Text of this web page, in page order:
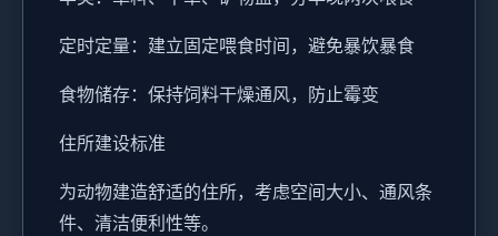
定时定量：建立固定喂食时间，避免暴饮暴食
食物储存：保持饲料干燥通风，防止霉变
住所建设标准
为动物建造舒适的住所，考虑空间大小、通风条
件、清洁便利性等。